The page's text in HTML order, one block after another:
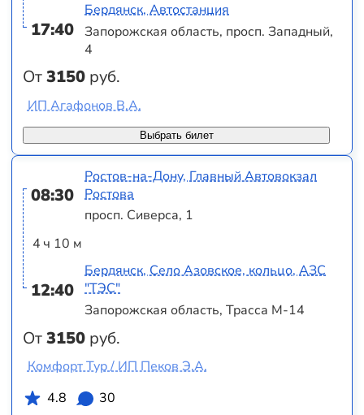
17:40
От3150 руб.
Бердянск, Автостанция
Запорожская область, просп. Западный,
4
Выбрать билет
ИП Агафонов В.А.
08:30
4 ч 10 м
12:40
От3150 руб.
Ростов-на-Дону, Главный Автовокзал
Ростова
просп. Сиверса, 1
Бердянск, Село Азовское, кольцо, АЗС
"ТЭС"
Запорожская область, Трасса М-14
Комфорт Тур / ИП Пеков Э.А.
4.8
30